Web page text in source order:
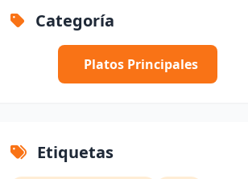
Categoría
Platos Principales
Etiquetas